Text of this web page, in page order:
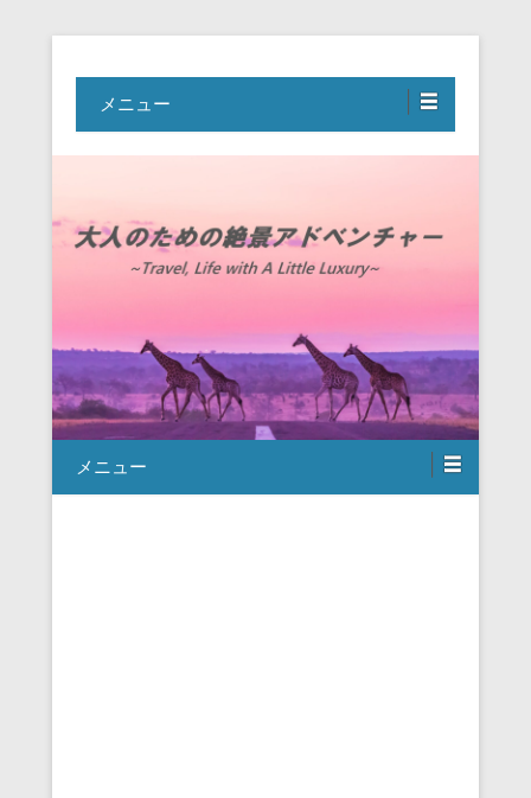
大人のための絶景アドベンチャー
メニュー
メニュー